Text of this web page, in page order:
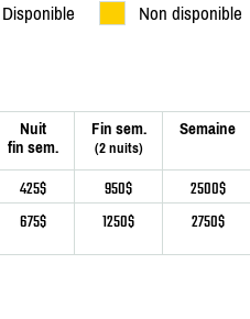
Disponible Non disponible
Nuit
fin sem.
Fin sem.
(2 nuits)
Semaine
425$ 950$ 2500$
675$ 1250$ 2750$